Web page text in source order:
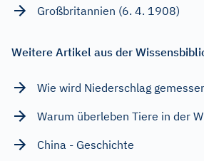
Großbritannien (6. 4. 1908)
Weitere Artikel aus der
Wie wird Niederschlag
Warum überleben Tiere in der
China - Geschichte